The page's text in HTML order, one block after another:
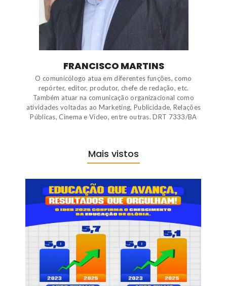
FRANCISCO MARTINS
O comunicólogo atua em diferentes funções, como
repórter, editor, produtor, chefe de redação, etc.
Também atuar na comunicação organizacional como
atividades voltadas ao Marketing, Publicidade, Relações
Públicas, Cinema e Vídeo, entre outras. DRT 7333/BA
Mais vistos